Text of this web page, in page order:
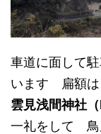
車道に面して
います 扁額は
雲見浅間神社 （
一礼をして 鳥